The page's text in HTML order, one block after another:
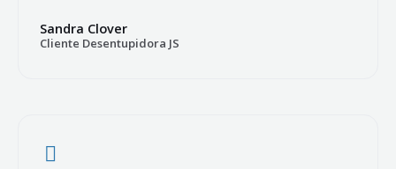
Sandra Clover
Cliente Desentupidora JS